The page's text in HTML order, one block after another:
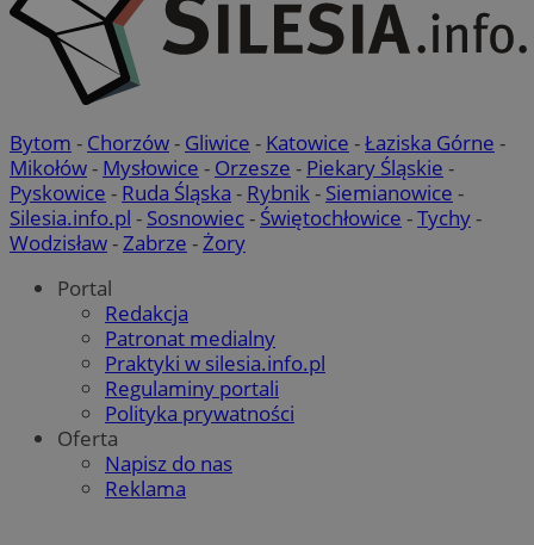
Bytom - Chorzów- Gliwice - Katowice -Łaziska Górne -
Mikołów- Mysłowice - Orzesze - Piekary Śląskie -
Pyskowice - Ruda Śląska - Rybnik- Siemianowice -
Silesia.info.pl - Sosnowiec- Świętochłowice -Tychy-
Wodzisław-Zabrze -Żory
Portal
Redakcja
Patronat medialny
Praktyki w silesia.info.pl
Regulaminy portali
Polityka prywatności
Oferta
Napisz do nas
Reklama